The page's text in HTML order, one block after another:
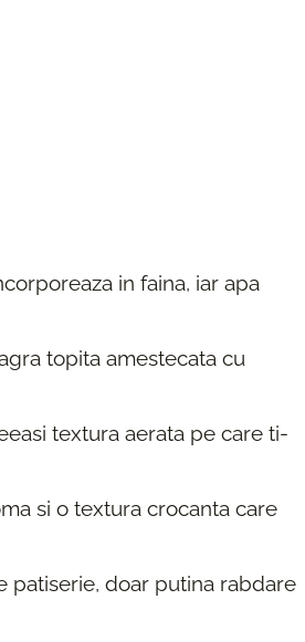
in faina, iar apa
topita amestecata cu
textura aerata pe care ti-
si o textura crocanta care
patiserie, doar putina rabdare